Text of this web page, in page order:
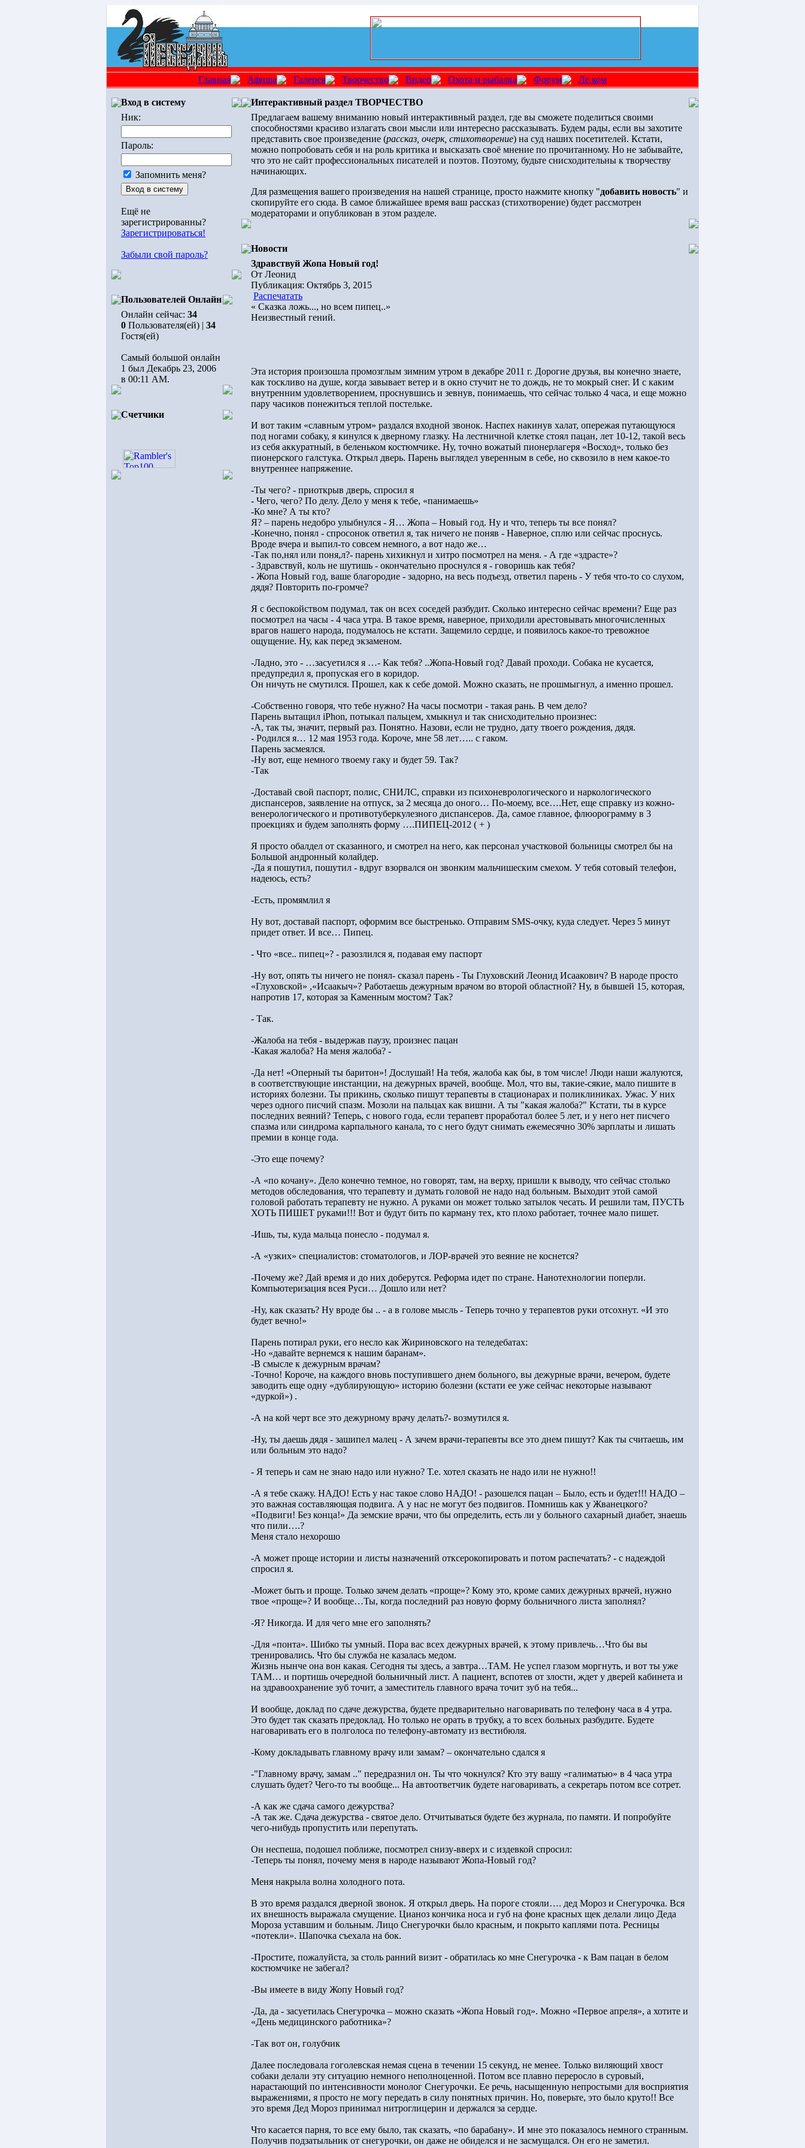
Главная Афиша Галерея Творчество Видео Охота и рыбалка Форум Ле.ком
Вход в систему
Ник:
Пароль:
Запомнить меня?
Ещё не
зарегистрированны?
Зарегистрироваться!
Забыли свой пароль?
Пользователей Онлайн
Онлайн сейчас: 34
0 Пользователя(ей) | 34
Гостя(ей)
Самый большой онлайн
1 был Декабрь 23, 2006
в 00:11 AM.
Счетчики
Интерактивный раздел ТВОРЧЕСТВО
Предлагаем вашему вниманию новый интерактивный раздел, где вы сможете поделиться своими
способностями красиво излагать свои мысли или интересно рассказывать. Будем рады, если вы захотите
представить свое произведение (рассказ, очерк, стихотворение) на суд наших посетителей. Кстати,
можно попробовать себя и на роль критика и высказать своё мнение по прочитанному. Но не забывайте,
что это не сайт профессиональных писателей и поэтов. Поэтому, будьте снисходительны к творчеству
начинающих.
Для размещения вашего произведения на нашей странице, просто нажмите кнопку "добавить новость" и
скопируйте его сюда. В самое ближайшее время ваш рассказ (стихотворение) будет рассмотрен
модераторами и опубликован в этом разделе.
Новости
Здравствуй Жопа Новый год!
От Леонид
Публикация: Октябрь 3, 2015
Распечатать
« Сказка ложь..., но всем пипец..»
Неизвестный гений.
Эта история произошла промозглым зимним утром в декабре 2011 г. Дорогие друзья, вы конечно знаете,
как тоскливо на душе, когда завывает ветер и в окно стучит не то дождь, не то мокрый снег. И с каким
внутренним удовлетворением, проснувшись и зевнув, понимаешь, что сейчас только 4 часа, и еще можно
пару часиков понежиться теплой постельке.
И вот таким «славным утром» раздался входной звонок. Наспех накинув халат, опережая путающуюся
под ногами собаку, я кинулся к дверному глазку. На лестничной клетке стоял пацан, лет 10-12, такой весь
из себя аккуратный, в беленьком костюмчике. Ну, точно вожатый пионерлагеря «Восход», только без
пионерского галстука. Открыл дверь. Парень выглядел уверенным в себе, но сквозило в нем какое-то
внутреннее напряжение.
-Ты чего? - приоткрыв дверь, спросил я
- Чего, чего? По делу. Дело у меня к тебе, «панимаешь»
-Ко мне? А ты кто?
Я? – парень недобро улыбнулся - Я… Жопа – Новый год. Ну и что, теперь ты все понял?
-Конечно, понял - спросонок ответил я, так ничего не поняв - Наверное, сплю или сейчас проснусь.
Вроде вчера и выпил-то совсем немного, а вот надо же…
-Так по,нял или поня,л?- парень хихикнул и хитро посмотрел на меня. - А где «здрасте»?
- Здравствуй, коль не шутишь - окончательно проснулся я - говоришь как тебя?
- Жопа Новый год, ваше благородие - задорно, на весь подъезд, ответил парень - У тебя что-то со слухом,
дядя? Повторить по-громче?
Я с беспокойством подумал, так он всех соседей разбудит. Сколько интересно сейчас времени? Еще раз
посмотрел на часы - 4 часа утра. В такое время, наверное, приходили арестовывать многочисленных
врагов нашего народа, подумалось не кстати. Защемило сердце, и появилось какое-то тревожное
ощущение. Ну, как перед экзаменом.
-Ладно, это - …засуетился я …- Как тебя? ..Жопа-Новый год? Давай проходи. Собака не кусается,
предупредил я, пропуская его в коридор.
Он ничуть не смутился. Прошел, как к себе домой. Можно сказать, не прошмыгнул, а именно прошел.
-Собственно говоря, что тебе нужно? На часы посмотри - такая рань. В чем дело?
Парень вытащил iPhon, потыкал пальцем, хмыкнул и так снисходительно произнес:
-А, так ты, значит, первый раз. Понятно. Назови, если не трудно, дату твоего рождения, дядя.
- Родился я… 12 мая 1953 года. Короче, мне 58 лет….. с гаком.
Парень засмеялся.
-Ну вот, еще немного твоему гаку и будет 59. Так?
-Так
-Доставай свой паспорт, полис, СНИЛС, справки из психоневрологического и наркологического
диспансеров, заявление на отпуск, за 2 месяца до оного… По-моему, все….Нет, еще справку из кожно-
венерологического и противотуберкулезного диспансеров. Да, самое главное, флюорограмму в 3
проекциях и будем заполнять форму ….ПИПЕЦ-2012 ( + )
Я просто обалдел от сказанного, и смотрел на него, как персонал участковой больницы смотрел бы на
Большой андронный колайдер.
-Да я пошутил, пошутил - вдруг взорвался он звонким мальчишеским смехом. У тебя сотовый телефон,
надеюсь, есть?
-Есть, промямлил я
Ну вот, доставай паспорт, оформим все быстренько. Отправим SMS-очку, куда следует. Через 5 минут
придет ответ. И все… Пипец.
- Что «все.. пипец»? - разозлился я, подавая ему паспорт
-Ну вот, опять ты ничего не понял- сказал парень - Ты Глуховский Леонид Исаакович? В народе просто
«Глуховской» ,«Исаакыч»? Работаешь дежурным врачом во второй областной? Ну, в бывшей 15, которая,
напротив 17, которая за Каменным мостом? Так?
- Так.
-Жалоба на тебя - выдержав паузу, произнес пацан
-Какая жалоба? На меня жалоба? -
-Да нет! «Оперный ты баритон»! Дослушай! На тебя, жалоба как бы, в том числе! Люди наши жалуются,
в соответствующие инстанции, на дежурных врачей, вообще. Мол, что вы, такие-сякие, мало пишите в
историях болезни. Ты прикинь, сколько пишут терапевты в стационарах и поликлиниках. Ужас. У них
через одного писчий спазм. Мозоли на пальцах как вишни. А ты "какая жалоба?" Кстати, ты в курсе
последних веяний? Теперь, с нового года, если терапевт проработал более 5 лет, и у него нет писчего
спазма или синдрома карпального канала, то с него будут снимать ежемесячно 30% зарплаты и лишать
премии в конце года.
-Это еще почему?
-А «по кочану». Дело конечно темное, но говорят, там, на верху, пришли к выводу, что сейчас столько
методов обследования, что терапевту и думать головой не надо над больным. Выходит этой самой
головой работать терапевту не нужно. А руками он может только затылок чесать. И решили там, ПУСТЬ
ХОТЬ ПИШЕТ руками!!! Вот и будут бить по карману тех, кто плохо работает, точнее мало пишет.
-Ишь, ты, куда мальца понесло - подумал я.
-А «узких» специалистов: стоматологов, и ЛОР-врачей это веяние не коснется?
-Почему же? Дай время и до них доберутся. Реформа идет по стране. Нанотехнологии поперли.
Компьютеризация всея Руси… Дошло или нет?
-Ну, как сказать? Ну вроде бы .. - а в голове мысль - Теперь точно у терапевтов руки отсохнут. «И это
будет вечно!»
Парень потирал руки, его несло как Жириновского на теледебатах:
-Но «давайте вернемся к нашим баранам».
-В смысле к дежурным врачам?
-Точно! Короче, на каждого вновь поступившего днем больного, вы дежурные врачи, вечером, будете
заводить еще одну «дублирующую» историю болезни (кстати ее уже сейчас некоторые называют
«дуркой») .
-А на кой черт все это дежурному врачу делать?- возмутился я.
-Ну, ты даешь дядя - зашипел малец - А зачем врачи-терапевты все это днем пишут? Как ты считаешь, им
или больным это надо?
- Я теперь и сам не знаю надо или нужно? Т.е. хотел сказать не надо или не нужно!!
-А я тебе скажу. НАДО! Есть у нас такое слово НАДО! - разошелся пацан – Было, есть и будет!!! НАДО –
это важная составляющая подвига. А у нас не могут без подвигов. Помнишь как у Жванецкого?
«Подвиги! Без конца!» Да земские врачи, что бы определить, есть ли у больного сахарный диабет, знаешь
что пили….?
Меня стало нехорошо
-А может проще истории и листы назначений отксерокопировать и потом распечатать? - с надеждой
спросил я.
-Может быть и проще. Только зачем делать «проще»? Кому это, кроме самих дежурных врачей, нужно
твое «проще»? И вообще…Ты, когда последний раз новую форму больничного листа заполнял?
-Я? Никогда. И для чего мне его заполнять?
-Для «понта». Шибко ты умный. Пора вас всех дежурных врачей, к этому привлечь…Что бы вы
тренировались. Что бы служба не казалась медом.
Жизнь нынче она вон какая. Сегодня ты здесь, а завтра…ТАМ. Не успел глазом моргнуть, и вот ты уже
ТАМ… и портишь очередной больничный лист. А пациент, вспотев от злости, ждет у дверей кабинета и
на здравоохранение зуб точит, а заместитель главного врача точит зуб на тебя...
И вообще, доклад по сдаче дежурства, будете предварительно наговаривать по телефону часа в 4 утра.
Это будет так сказать предоклад. Но только не орать в трубку, а то всех больных разбудите. Будете
наговаривать его в полголоса по телефону-автомату из вестибюля.
-Кому докладывать главному врачу или замам? – окончательно сдался я
-"Главному врачу, замам .." передразнил он. Ты что чокнулся? Кто эту вашу «галиматью» в 4 часа утра
слушать будет? Чего-то ты вообще... На автоответчик будете наговаривать, а секретарь потом все сотрет.
-А как же сдача самого дежурства?
-А так же. Сдача дежурства - святое дело. Отчитываться будете без журнала, по памяти. И попробуйте
чего-нибудь пропустить или перепутать.
Он неспеша, подошел поближе, посмотрел снизу-вверх и с издевкой спросил:
-Теперь ты понял, почему меня в народе называют Жопа-Новый год?
Меня накрыла волна холодного пота.
В это время раздался дверной звонок. Я открыл дверь. На пороге стояли…. дед Мороз и Снегурочка. Вся
их внешность выражала смущение. Цианоз кончика носа и губ на фоне красных щек делали лицо Деда
Мороза уставшим и больным. Лицо Снегурочки было красным, и покрыто каплями пота. Ресницы
«потекли». Шапочка съехала на бок.
-Простите, пожалуйста, за столь ранний визит - обратилась ко мне Снегурочка - к Вам пацан в белом
костюмчике не забегал?
-Вы имеете в виду Жопу Новый год?
-Да, да - засуетилась Снегурочка – можно сказать «Жопа Новый год». Можно «Первое апреля», а хотите и
«День медицинского работника»?
-Так вот он, голубчик
Далее последовала гоголевская немая сцена в течении 15 секунд, не менее. Только виляющий хвост
собаки делали эту ситуацию немного неполноценной. Потом все плавно переросло в суровый,
нарастающий по интенсивности монолог Снегурочки. Ее речь, насыщенную непростыми для восприятия
выражениями, я просто не могу передать в силу понятных причин. Но, поверьте, это было круто!! Все
это время Дед Мороз принимал нитроглицерин и держался за сердце.
Что касается парня, то все ему было, так сказать, «по барабану». И мне это показалось немного странным.
Получив подзатыльник от снегурочки, он даже не обиделся и не засмущался. Он его не заметил.